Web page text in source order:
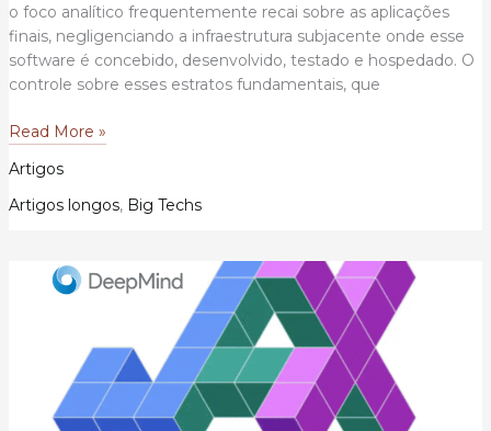
o foco analítico frequentemente recai sobre as aplicações
finais, negligenciando a infraestrutura subjacente onde esse
software é concebido, desenvolvido, testado e hospedado. O
controle sobre esses estratos fundamentais, que
O
Político
e
Infraestrutura
Software:
Soberania
Digital
Read More »
Artigos
Artigos longos, Big Techs